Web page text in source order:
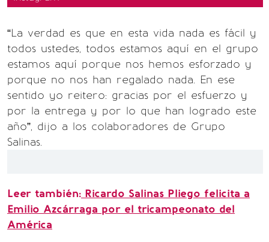
“La verdad es que en esta vida nada es fácil y
todos ustedes, todos estamos aquí en el grupo
estamos aquí porque nos hemos esforzado y
porque no nos han regalado nada. En ese
sentido yo reitero: gracias por el esfuerzo y
por la entrega y por lo que han logrado este
año”, dijo a los colaboradores de Grupo
Salinas.
Leer también: Ricardo Salinas Pliego felicita a
Emilio Azcárraga por el tricampeonato del
América